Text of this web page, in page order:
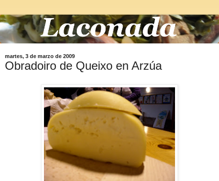
martes, 3 de marzo de 2009
Obradoiro de Queixo en Arzúa